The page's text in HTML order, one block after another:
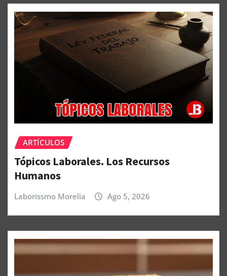
ARTÍCULOS
Tópicos Laborales. Los Recursos
Humanos
Laborissmo Morelia Ago 5, 2026